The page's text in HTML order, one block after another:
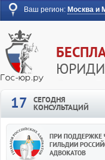
Ваш регион: Москва и
17
СЕГОДНЯ
КОНСУЛЬТАЦИЙ